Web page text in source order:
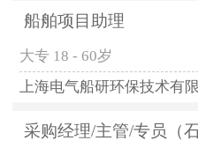
船舶项目助理
大专 18 - 60岁
上海电气船研环保技术有
采购经理/主管/专员（